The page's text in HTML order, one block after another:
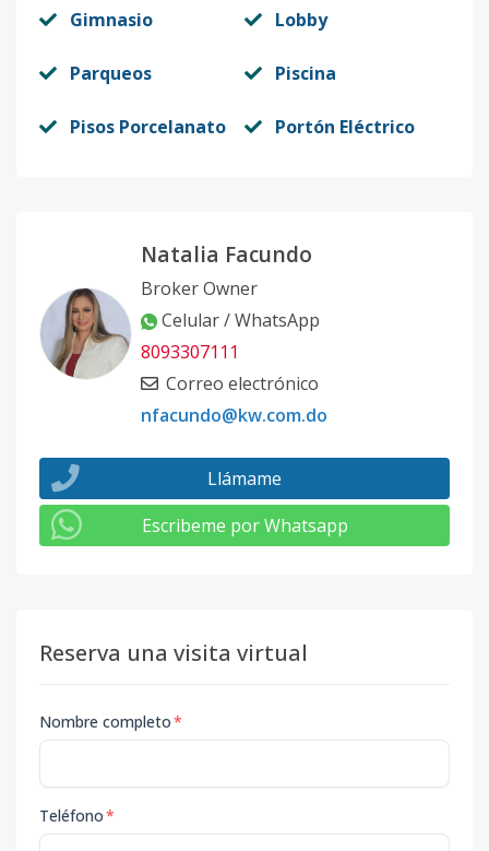
Gimnasio Lobby
Parqueos Piscina
Pisos Porcelanato Portón Eléctrico
Natalia Facundo
Broker Owner
Celular / WhatsApp
8093307111
Correo electrónico
nfacundo@kw.com.do
Llámame
Escribeme por Whatsapp
Reserva una visita virtual
Nombre completo*
Teléfono*